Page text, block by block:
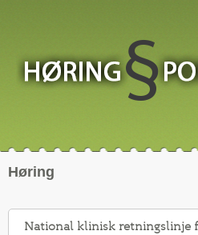
Høring
National klinisk retningslinje